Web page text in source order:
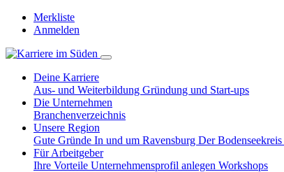
Merkliste
Anmelden
Deine Karriere
Aus- und Weiterbildung Gründung und Start-ups
Die Unternehmen
Branchenverzeichnis
Unsere Region
Gute Gründe In und um Ravensburg Der Bodenseekreis
Für Arbeitgeber
Ihre Vorteile Unternehmensprofil anlegen Workshops